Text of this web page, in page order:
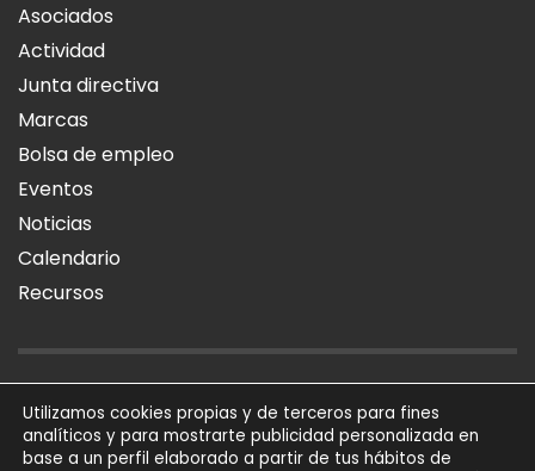
Asociados
Actividad
Junta directiva
Marcas
Bolsa de empleo
Eventos
Noticias
Calendario
Recursos
AVISO LEGAL POLÍTICA DE PRIVACIDAD POLÍTICA DE COOKIES
SÍGUENOS
Utilizamos cookies propias y de terceros para fines
analíticos y para mostrarte publicidad personalizada en
base a un perfil elaborado a partir de tus hábitos de